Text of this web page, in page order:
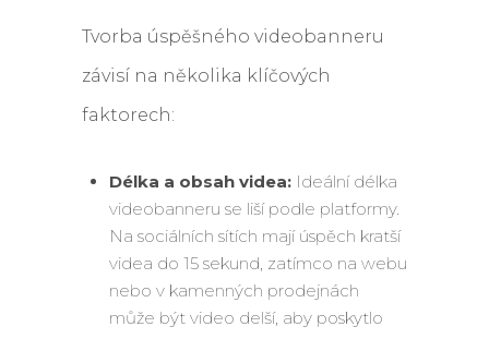
Tvorba úspěšného videobanneru
závisí na několika klíčových
faktorech:
Délka a obsah videa: Ideální délka
videobanneru se liší podle platformy.
Na sociálních sítích mají úspěch kratší
videa do 15 sekund, zatímco na webu
nebo v kamenných prodejnách
může být video delší, aby poskytlo